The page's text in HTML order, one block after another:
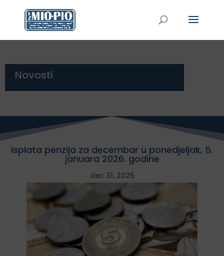
Novosti
Isplata penzija za decembar u ponedjeljak, 5.
januara 2026. godine
dec 31, 2025